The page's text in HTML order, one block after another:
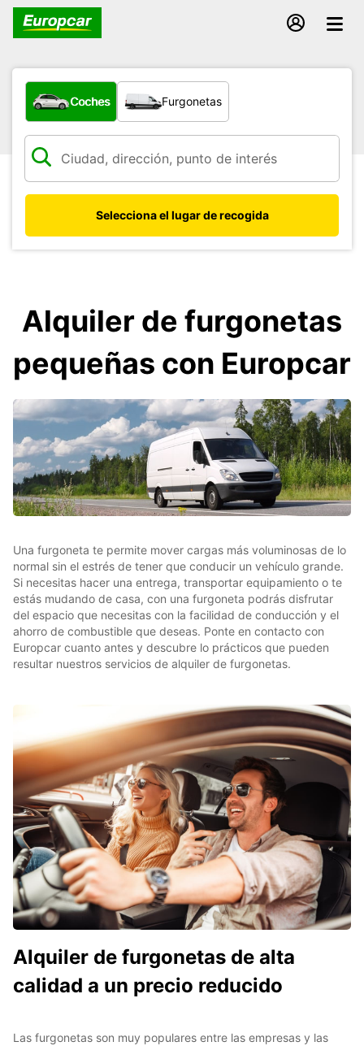
¿Qué tipo de vehículo?
Coches Furgonetas
Selecciona el lugar de recogida
Alquiler de furgonetas
pequeñas con Europcar
Una furgoneta te permite mover cargas más voluminosas de lo
normal sin el estrés de tener que conducir un vehículo grande.
Si necesitas hacer una entrega, transportar equipamiento o te
estás mudando de casa, con una furgoneta podrás disfrutar
del espacio que necesitas con la facilidad de conducción y el
ahorro de combustible que deseas. Ponte en contacto con
Europcar cuanto antes y descubre lo prácticos que pueden
resultar nuestros servicios de alquiler de furgonetas.
Alquiler de furgonetas de alta
calidad a un precio reducido
Las furgonetas son muy populares entre las empresas y las